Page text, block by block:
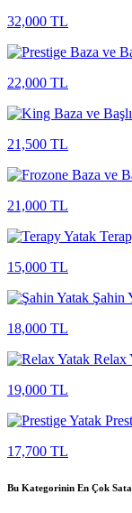
32,000 TL
22,000 TL
21,500 TL
21,000 TL
15,000 TL
Şahin
18,000 TL
Relax
19,000 TL
17,700 TL
Bu Kategorinin En Çok